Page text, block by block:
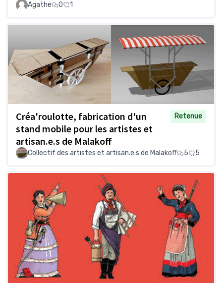
Agathe 0 1
Créa'roulotte, fabrication d'un
stand mobile pour les artistes et
artisan.e.s de Malakoff
Retenue
Collectif des artistes et artisan.e.s de Malakoff 5 5